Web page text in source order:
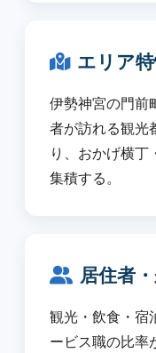
エリア
伊勢神宮の門前
者が訪れる観光
り、おかげ横丁
集積する。
居住者
観光・飲食・宿
ービス職の比率